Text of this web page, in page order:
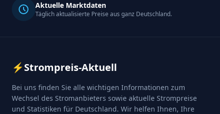
Aktuelle Marktdaten
Täglich aktualisierte Preise aus ganz Deutschland.
⚡Strompreis-Aktuell
Bei uns finden Sie alle wichtigen Informationen zum
Wechsel des Stromanbieters sowie aktuelle Strompreise
und Statistiken für Deutschland. Wir helfen Ihnen, Ihre